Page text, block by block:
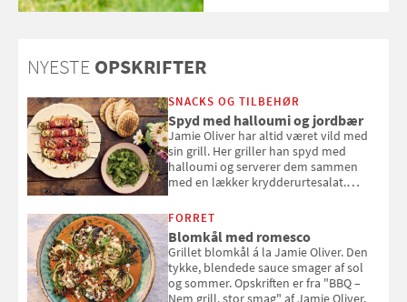
NYESTE OPSKRIFTER
SNACKS OG TILBEHØR
Spyd med halloumi og jordbær
Jamie Oliver har altid været vild med
sin grill. Her griller han spyd med
halloumi og serverer dem sammen
med en lækker krydderurtesalat.
smag" af Jamie Oliver.
FORRET
Blomkål med romesco
Grillet blomkål á la Jamie Oliver. Den
tykke, blendede sauce smager af sol
og sommer. Opskriften er fra "BBQ –
Nem grill, stor smag" af Jamie Oliver.